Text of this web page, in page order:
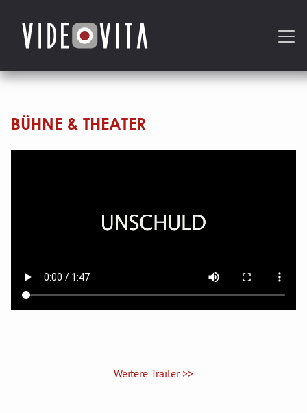
BÜHNE & THEATER
Weitere Trailer >>